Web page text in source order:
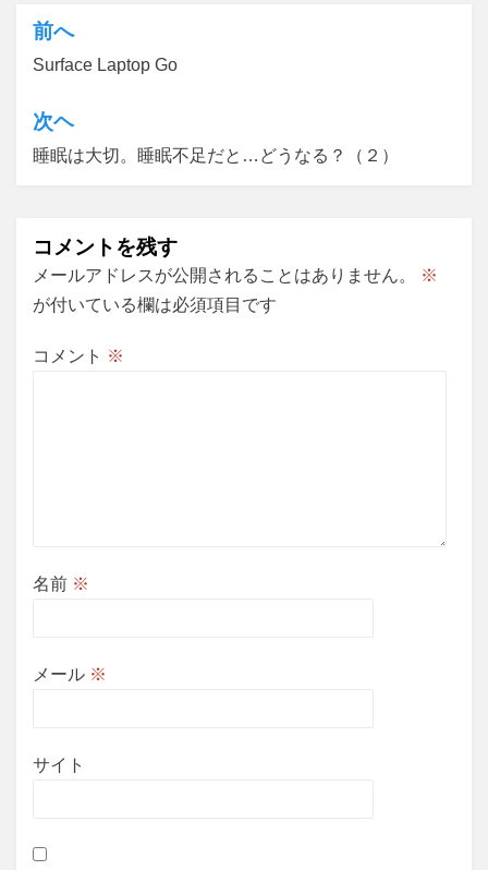
投
稿
ナ
ビ
シ
ョ
ン
前へ
Surface Laptop Go
次ヘ
睡眠は大切。睡眠不足だと…どうなる？（２）
コメントを残す
メールアドレスが公開されることはありません。
※
が付いている欄は必須項目です
コメント ※
名前 ※
メール ※
サイト